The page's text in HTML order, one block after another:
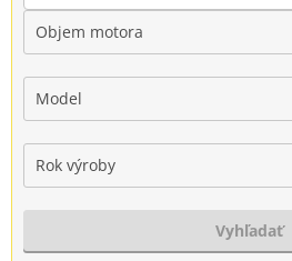
Objem motora
Model
Rok výroby
Vyhľadať